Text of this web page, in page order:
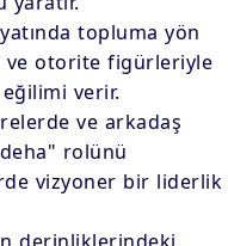
topluma yön
ve otorite figürleriyle
verir.
ve arkadaş
rolünü
vizyoner bir liderlik